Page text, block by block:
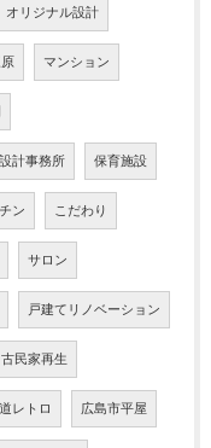
オリジナル設計
マンション
計事務所 保育施設
ン こだわり
サロン
戸建てリノベーション
古民家再生
レトロ 広島市平屋